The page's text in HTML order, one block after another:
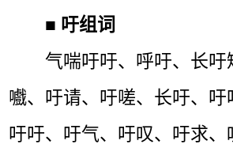
■ 吁组词
气喘吁吁、呼吁、长吁
嚱、吁请、吁嗟、长吁、吁
吁吁、吁气、吁叹、吁求、